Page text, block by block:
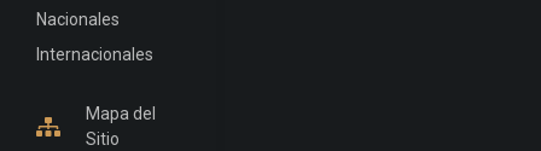
Nacionales
Internacionales
Mapa del
Sitio